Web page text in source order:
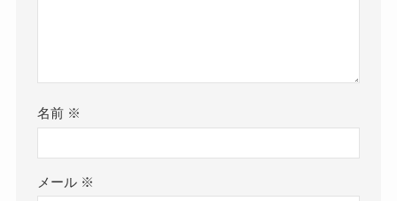
名前 ※
メール ※